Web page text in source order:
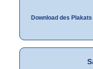
Download des